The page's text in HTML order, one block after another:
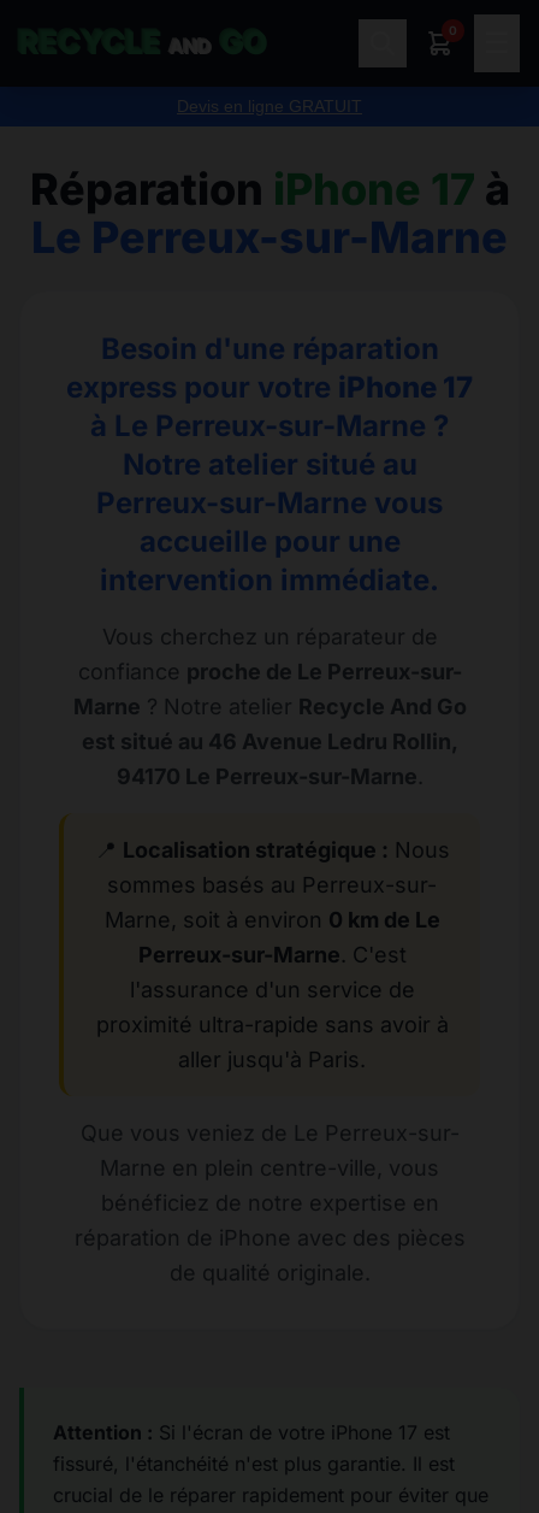
AND
0
OUVERT 6 / 7 Jours, de 10H à 19H
Réparation iPhone 17 à
Le Perreux-sur-Marne
Besoin d'une réparation
express pour votre iPhone 17
à Le Perreux-sur-Marne ?
Notre atelier situé au
Perreux-sur-Marne vous
accueille pour une
intervention immédiate.
Vous cherchez un réparateur de
confiance proche de Le Perreux-sur-
Marne ? Notre atelier Recycle And Go
est situé au 46 Avenue Ledru Rollin,
94170 Le Perreux-sur-Marne.
📍 Localisation stratégique : Nous
sommes basés au Perreux-sur-
Marne, soit à environ 0 km de Le
Perreux-sur-Marne. C'est
l'assurance d'un service de
proximité ultra-rapide sans avoir à
aller jusqu'à Paris.
Que vous veniez de Le Perreux-sur-
Marne en plein centre-ville, vous
bénéficiez de notre expertise en
réparation de iPhone avec des pièces
de qualité originale.
Attention : Si l'écran de votre iPhone 17 est
fissuré, l'étanchéité n'est plus garantie. Il est
crucial de le réparer rapidement pour éviter que